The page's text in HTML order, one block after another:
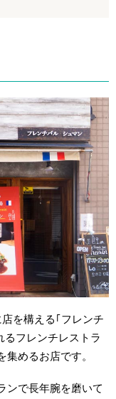
を構える｢フレンチ
るフレンチレストラ
めるお店です。
ンで長年腕を磨いて